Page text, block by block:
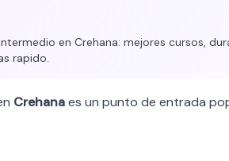
en Crehana: mejores cursos,
rapido.
Crehanaes un punto de entrada